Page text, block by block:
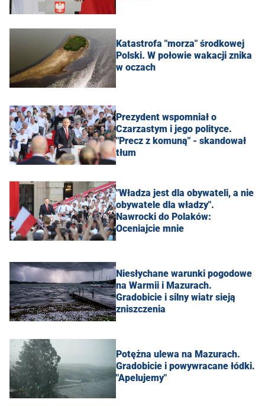
Katastrofa "morza" środkowej
Polski. W połowie wakacji znika
w oczach
Prezydent wspomniał o
Czarzastym i jego polityce.
"Precz z komuną" - skandował
tłum
"Władza jest dla obywateli, a nie
obywatele dla władzy".
Nawrocki do Polaków:
Oceniajcie mnie
Niesłychane warunki pogodowe
na Warmii i Mazurach.
Gradobicie i silny wiatr sieją
zniszczenia
Potężna ulewa na Mazurach.
Gradobicie i powywracane łódki.
"Apelujemy"